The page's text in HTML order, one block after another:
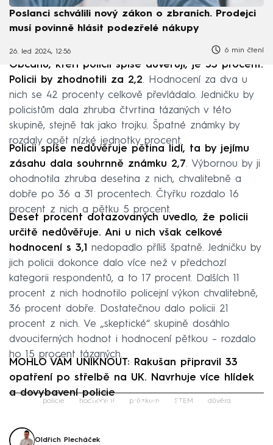
Poslanci schválili nový zákon o zbraních. Prodejci
musí povinně hlásit podezřelé nákupy
26. led 2024, 12:56 6 min čtení
Občanů, kteří policii spíše důvěřují, je 53 procent.
Policii by zhodnotili za 2,2. Hodnocení za dva u
nich se 42 procenty celkově převládalo. Jedničku by
policistům dala zhruba čtvrtina tázaných v této
skupině, stejně tak jako trojku. Špatné známky by
rozdaly opět nízké jednotky procent.
Policii spíše nedůvěřuje pětina lidí, ta by jejímu
zásahu dala souhrnně známku 2,7. Výbornou by ji
ohodnotila zhruba desetina z nich, chvalitebně a
dobře po 36 a 31 procentech. Čtyřku rozdalo 16
procent z nich a pětku 5 procent.
Deset procent dotazovaných uvedlo, že policii
určitě nedůvěřuje. Ani u nich však celkové
hodnocení s 3,1 nedopadlo příliš špatně. Jedničku by
jich policii dokonce dalo více než v předchozí
kategorii respondentů, a to 17 procent. Dalších 11
procent z nich hodnotilo policejní výkon chvalitebně,
36 procent dobře. Dostatečnou dalo policii 21
procent z nich. Ve „skeptické“ skupině dosáhlo
dvouciferných hodnot i hodnocení pětkou – rozdalo
ho 15 procent tázaných.
MOHLO VÁM UNIKNOUT: Rakušan připravil 33
opatření po střelbě na UK. Navrhuje více hlídek
a dovybavení policie
Failed to fetch
policie hodnocení průzkum STEM důvěra
Oldřich Plecháček